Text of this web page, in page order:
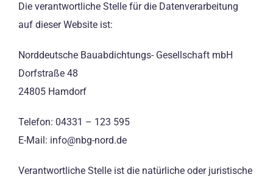
Die verantwortliche Stelle für die Datenverarbeitung
auf dieser Website ist:
Norddeutsche Bauabdichtungs- Gesellschaft mbH
Dorfstraße 48
24805 Hamdorf
Telefon: 04331 – 123 595
E-Mail: info@nbg-nord.de
Verantwortliche Stelle ist die natürliche oder juristische